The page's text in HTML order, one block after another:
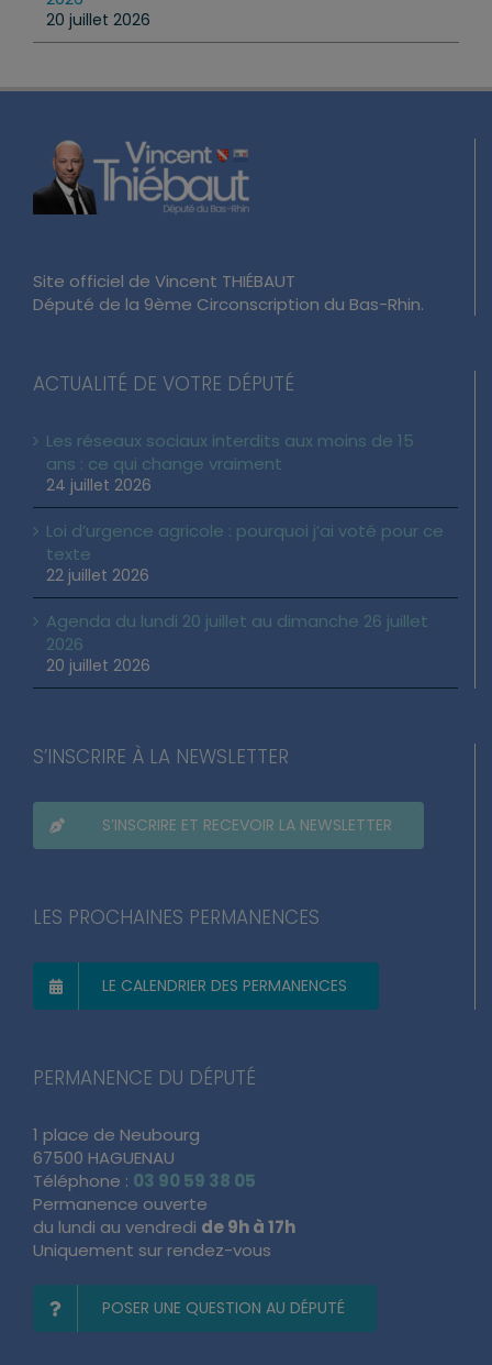
20 juillet 2026
Site officiel de Vincent THIÉBAUT
Député de la 9ème Circonscription du Bas-Rhin.
ACTUALITÉ DE VOTRE DÉPUTÉ
Les réseaux sociaux interdits aux moins de 15
ans : ce qui change vraiment
24 juillet 2026
Loi d’urgence agricole : pourquoi j’ai voté pour ce
texte
22 juillet 2026
Agenda du lundi 20 juillet au dimanche 26 juillet
2026
20 juillet 2026
S’INSCRIRE À LA NEWSLETTER
S’INSCRIRE ET RECEVOIR LA NEWSLETTER
LES PROCHAINES PERMANENCES
LE CALENDRIER DES PERMANENCES
PERMANENCE DU DÉPUTÉ
1 place de Neubourg
67500 HAGUENAU
Téléphone : 03 90 59 38 05
Permanence ouverte
du lundi au vendredi de 9h à 17h
Uniquement sur rendez-vous
POSER UNE QUESTION AU DÉPUTÉ